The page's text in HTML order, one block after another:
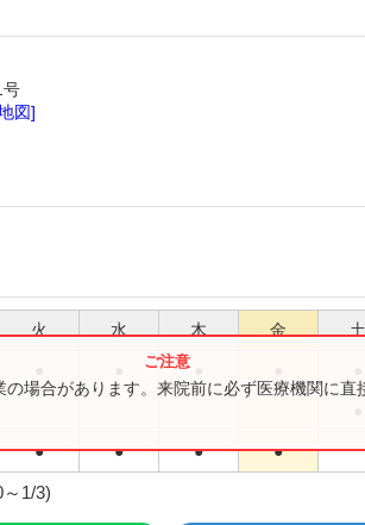
号
図]
火 水 木 金 土
● ● ● ●
場合があります。来院前に必ず医療機関に直
1/3)